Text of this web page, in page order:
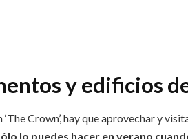
y edificios
Crown’, hay que aprovechar y
lo puedes hacer en verano